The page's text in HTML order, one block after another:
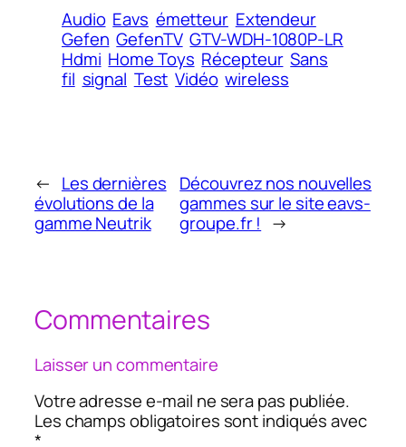
Audio Eavs émetteur Extendeur
Gefen GefenTV GTV-WDH-1080P-LR
Hdmi Home Toys Récepteur Sans
fil signal Test Vidéo wireless
← Les dernières
évolutions de la
gamme Neutrik
Découvrez nos nouvelles
gammes sur le site eavs-
groupe.fr ! →
Commentaires
Laisser un commentaire
Votre adresse e-mail ne sera pas publiée.
Les champs obligatoires sont indiqués avec
*